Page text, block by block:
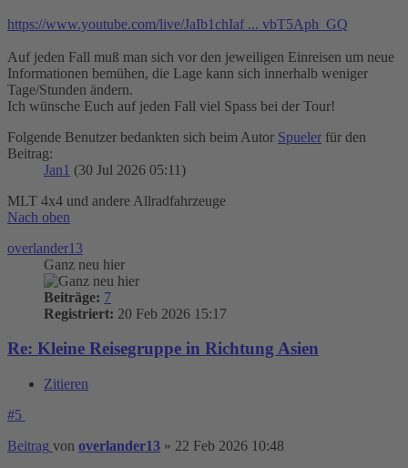
https://www.youtube.com/live/JaIb1chIaf ... vbT5Aph_GQ
Auf jeden Fall muß man sich vor den jeweiligen Einreisen um neue
Informationen bemühen, die Lage kann sich innerhalb weniger
Tage/Stunden ändern.
Ich wünsche Euch auf jeden Fall viel Spass bei der Tour!
Folgende Benutzer bedankten sich beim Autor Spueler für den
Beitrag:
Jan1 (30 Jul 2026 05:11)
MLT 4x4 und andere Allradfahrzeuge
Nach oben
overlander13
Ganz neu hier
Beiträge: 7
Registriert: 20 Feb 2026 15:17
Re: Kleine Reisegruppe in Richtung Asien
Zitieren
#5
Beitrag von overlander13 » 22 Feb 2026 10:48